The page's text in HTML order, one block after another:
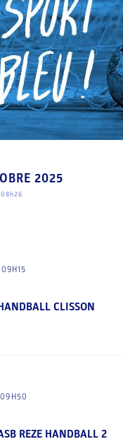
2025
CLISSON
REZE HANDBALL 2